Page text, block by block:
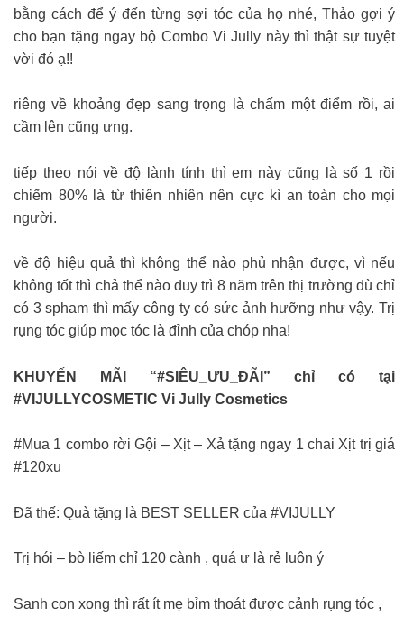
bằng cách để ý đến từng sợi tóc của họ nhé, Thảo gợi ý
cho bạn tặng ngay bộ Combo Vi Jully này thì thật sự tuyệt
vời đó ạ!!
riêng về khoảng đẹp sang trọng là chấm một điểm rồi, ai
cầm lên cũng ưng.
tiếp theo nói về độ lành tính thì em này cũng là số 1 rồi
chiếm 80% là từ thiên nhiên nên cực kì an toàn cho mọi
người.
về độ hiệu quả thì không thể nào phủ nhận được, vì nếu
không tốt thì chả thể nào duy trì 8 năm trên thị trường dù chỉ
có 3 spham thì mấy công ty có sức ảnh hưỡng như vậy. Trị
rụng tóc giúp mọc tóc là đỉnh của chóp nha!
KHUYẾN MÃI “#SIÊU_ƯU_ĐÃI” chỉ có tại
#VIJULLYCOSMETIC Vi Jully Cosmetics
#Mua 1 combo rời Gội – Xịt – Xả tặng ngay 1 chai Xịt trị giá
#120xu
Đã thế: Quà tặng là BEST SELLER của #VIJULLY
Trị hói – bò liếm chỉ 120 cành , quá ư là rẻ luôn ý
Sanh con xong thì rất ít mẹ bỉm thoát được cảnh rụng tóc ,